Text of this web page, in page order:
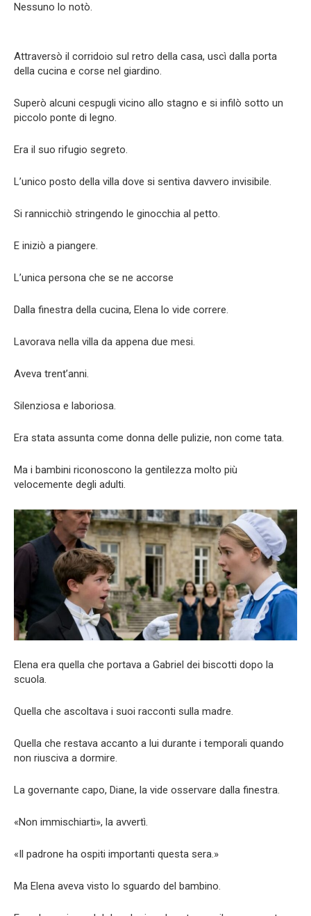
Nessuno lo notò.
Attraversò il corridoio sul retro della casa, uscì dalla porta
della cucina e corse nel giardino.
Superò alcuni cespugli vicino allo stagno e si infilò sotto un
piccolo ponte di legno.
Era il suo rifugio segreto.
L’unico posto della villa dove si sentiva davvero invisibile.
Si rannicchiò stringendo le ginocchia al petto.
E iniziò a piangere.
L’unica persona che se ne accorse
Dalla finestra della cucina, Elena lo vide correre.
Lavorava nella villa da appena due mesi.
Aveva trent’anni.
Silenziosa e laboriosa.
Era stata assunta come donna delle pulizie, non come tata.
Ma i bambini riconoscono la gentilezza molto più
velocemente degli adulti.
Elena era quella che portava a Gabriel dei biscotti dopo la
scuola.
Quella che ascoltava i suoi racconti sulla madre.
Quella che restava accanto a lui durante i temporali quando
non riusciva a dormire.
La governante capo, Diane, la vide osservare dalla finestra.
«Non immischiarti», la avvertì.
«Il padrone ha ospiti importanti questa sera.»
Ma Elena aveva visto lo sguardo del bambino.